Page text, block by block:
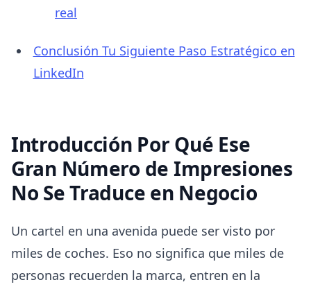
real
Conclusión Tu Siguiente Paso Estratégico en
LinkedIn
Introducción Por Qué Ese
Gran Número de Impresiones
No Se Traduce en Negocio
Un cartel en una avenida puede ser visto por
miles de coches. Eso no significa que miles de
personas recuerden la marca, entren en la